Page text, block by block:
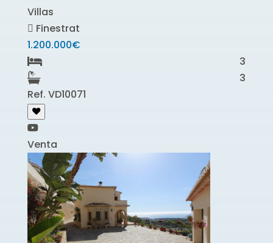
Villas
Finestrat
1.200.000€
3
3
Ref. VD10071
Venta